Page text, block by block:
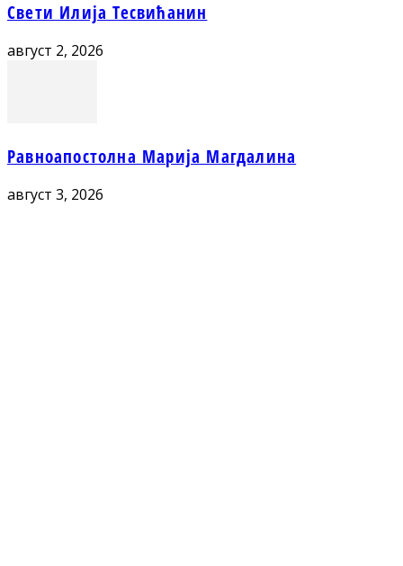
Свети Илија Тесвићанин
август 2, 2026
Равноапостолна Марија Магдалина
август 3, 2026